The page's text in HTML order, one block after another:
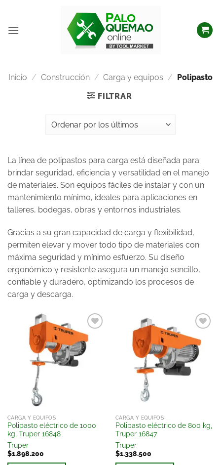
Inicio / Construcción / Carga y equipos / Polipasto
FILTRAR
La línea de polipastos para carga está diseñada para
brindar seguridad, eficiencia y versatilidad en el manejo
de materiales. Son equipos fáciles de instalar y con un
mantenimiento mínimo, ideales para aplicaciones en
talleres, bodegas, obras y entornos industriales.
Gracias a su gran capacidad de carga y flexibilidad,
permiten elevar y mover todo tipo de materiales con
máxima seguridad y mínimo esfuerzo. Su diseño
ergonómico y resistente asegura un manejo sencillo,
confiable y duradero, optimizando los procesos de
carga y descarga.
Añadir
a la
lista
CARGA Y EQUIPOS
Polipasto eléctrico de 1000
kg, Truper 16848
Truper
$1.898.200
Añadir
a la
lista
de
deseos
CARGA Y EQUIPOS
Polipasto eléctrico de 800 kg,
Truper 16847
Truper
$1.338.500